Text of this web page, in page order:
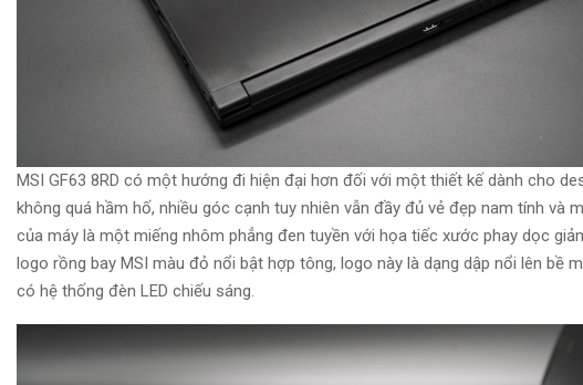
MSI GF63 8RD có một hướng đi hiện đại hơn đối với một thiết kế dành cho
không quá hầm hố, nhiều góc cạnh tuy nhiên vẫn đầy đủ vẻ đẹp nam tính và
của máy là một miếng nhôm phẳng đen tuyền với họa tiếc xước phay dọc
logo rồng bay MSI màu đỏ nổi bật hợp tông, logo này là dạng dập nổi lên bề
có hệ thống đèn LED chiếu sáng.